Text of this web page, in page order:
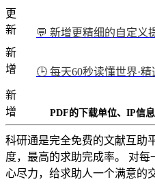
更
新
💬 新增更精细的自定义
新
增
🕒 每天60秒读懂世界·精
新
增
PDF的下载单位、IP信
科研通是完全免费的文献互助
度，最高的求助完成率。 对
心尽力，给求助人一个满意的